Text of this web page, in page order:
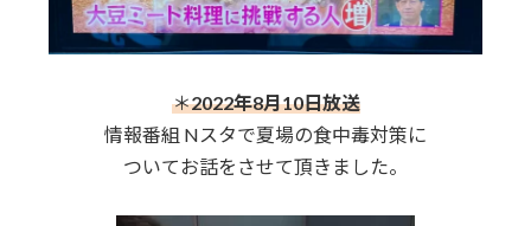
＊2022年8月10日放送
情報番組 Nスタで夏場の食中毒対策に
ついてお話をさせて頂きました。